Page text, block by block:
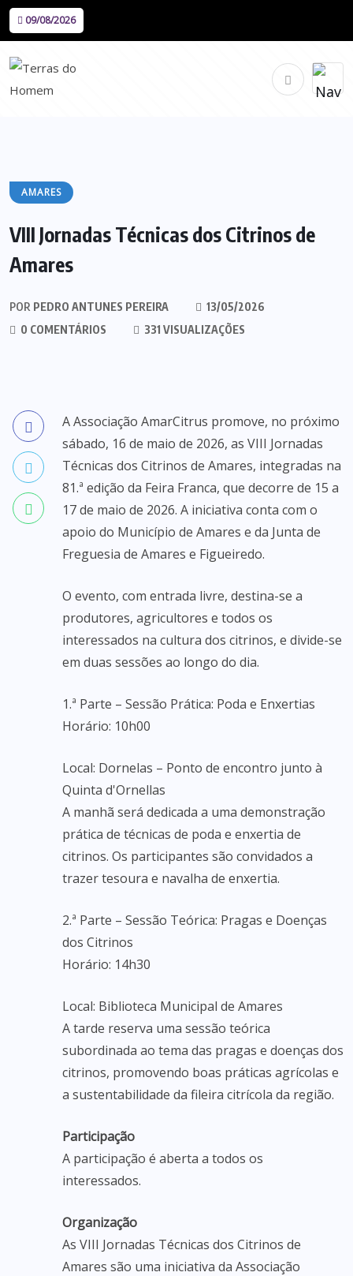
09/08/2026
AMARES
VIII Jornadas Técnicas dos Citrinos de
Amares
POR PEDRO ANTUNES PEREIRA
13/05/2026
0 COMENTÁRIOS
331 VISUALIZAÇÕES
A Associação AmarCitrus promove, no próximo
sábado, 16 de maio de 2026, as VIII Jornadas
Técnicas dos Citrinos de Amares, integradas na
81.ª edição da Feira Franca, que decorre de 15 a
17 de maio de 2026. A iniciativa conta com o
apoio do Município de Amares e da Junta de
Freguesia de Amares e Figueiredo.
O evento, com entrada livre, destina-se a
produtores, agricultores e todos os
interessados na cultura dos citrinos, e divide-se
em duas sessões ao longo do dia.
1.ª Parte – Sessão Prática: Poda e Enxertias
Horário: 10h00
Local: Dornelas – Ponto de encontro junto à
Quinta d'Ornellas
A manhã será dedicada a uma demonstração
prática de técnicas de poda e enxertia de
citrinos. Os participantes são convidados a
trazer tesoura e navalha de enxertia.
2.ª Parte – Sessão Teórica: Pragas e Doenças
dos Citrinos
Horário: 14h30
Local: Biblioteca Municipal de Amares
A tarde reserva uma sessão teórica
subordinada ao tema das pragas e doenças dos
citrinos, promovendo boas práticas agrícolas e
a sustentabilidade da fileira citrícola da região.
Participação
A participação é aberta a todos os
interessados.
Organização
As VIII Jornadas Técnicas dos Citrinos de
Amares são uma iniciativa da Associação